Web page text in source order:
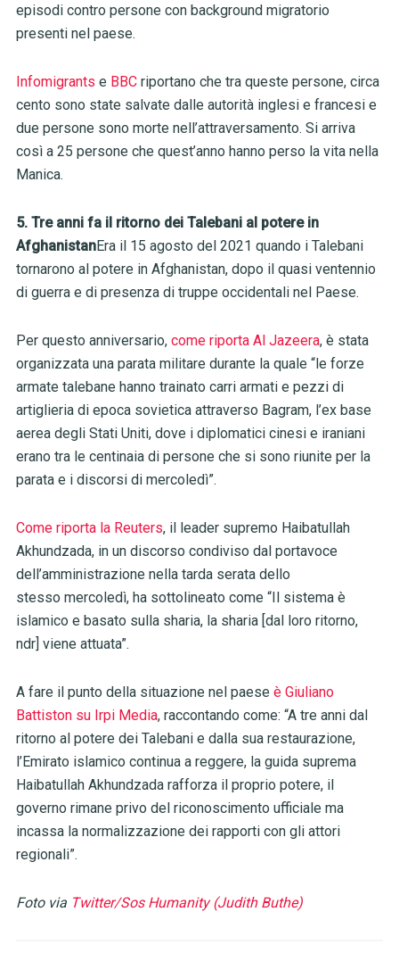
episodi contro persone con background migratorio
presenti nel paese.
Infomigrants e BBCriportano che tra queste persone, circa
cento sono state salvate dalle autorità inglesi e francesi e
due persone sono morte nell’attraversamento. Si arriva
così a 25 persone che quest’anno hanno perso la vita nella
Manica.
5. Tre anni fa il ritorno dei Talebani al potere in
AfghanistanEra il 15 agosto del 2021 quando i Talebani
tornarono al potere in Afghanistan, dopo il quasi ventennio
di guerra e di presenza di truppe occidentali nel Paese.
Per questo anniversario, come riporta Al Jazeera, è stata
organizzata una parata militare durante la quale “le forze
armate talebane hanno trainato carri armati e pezzi di
artiglieria di epoca sovietica attraverso Bagram, l’ex base
aerea degli Stati Uniti, dove i diplomatici cinesi e iraniani
erano tra le centinaia di persone che si sono riunite per la
parata e i discorsi di mercoledì”.
Come riporta la Reuters, il leader supremo Haibatullah
Akhundzada, in un discorso condiviso dal portavoce
dell’amministrazione nella tarda serata dello
stesso mercoledì, ha sottolineato come “Il sistema è
islamico e basato sulla sharia, la sharia [dal loro ritorno,
ndr] viene attuata”.
A fare il punto della situazione nel paese è Giuliano
Battiston su Irpi Media, raccontando come: “A tre anni dal
ritorno al potere dei Talebani e dalla sua restaurazione,
l’Emirato islamico continua a reggere, la guida suprema
Haibatullah Akhundzada rafforza il proprio potere, il
governo rimane privo del riconoscimento ufficiale ma
incassa la normalizzazione dei rapporti con gli attori
regionali”.
Foto via Twitter/Sos Humanity (Judith Buthe)